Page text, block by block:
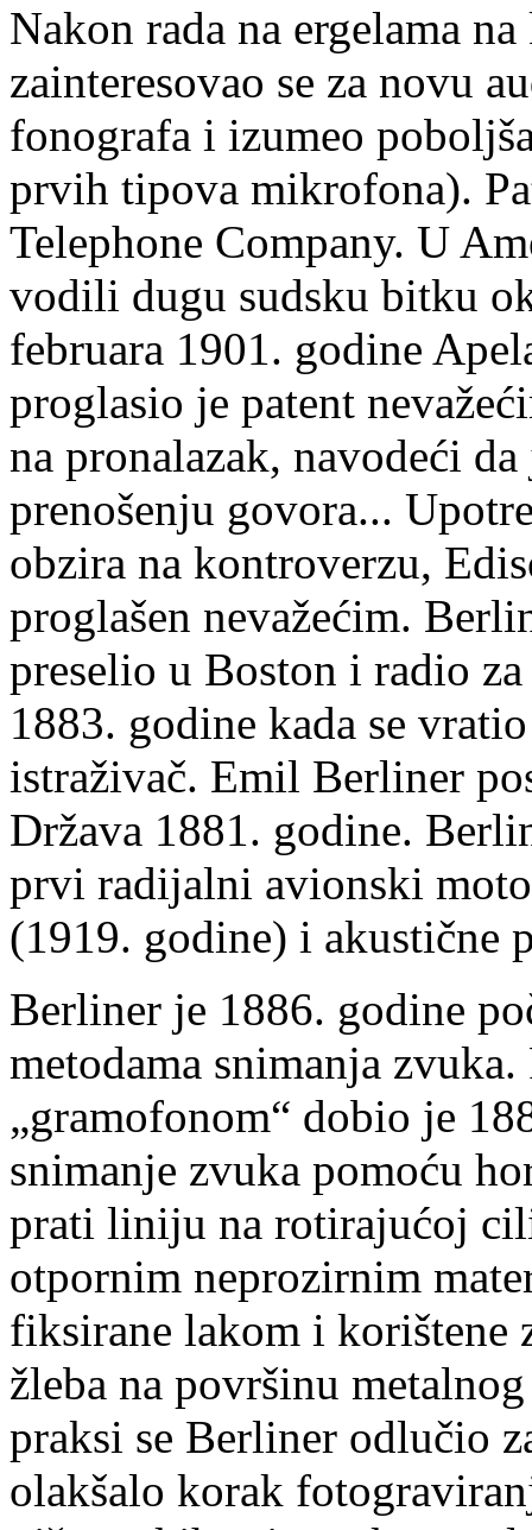
Nakon rada na ergelama
zainteresovao se za novu
fonografa i izumeo
prvih tipova mikrofona).
Telephone Company. U
vodili dugu sudsku bitku
februara 1901. godine
proglasio je patent
na pronalazak, navodeći
prenošenju govora...
obzira na kontroverzu,
proglašen nevažećim.
preselio u Boston i radio
1883. godine kada se
istraživač. Emil Berliner
Država 1881. godine.
prvi radijalni avionski
(1919. godine) i akustične
Berliner je 1886. godine
metodama snimanja
„gramofonom“ dobio je
snimanje zvuka pomoću
prati liniju na rotirajućoj
otpornim neprozirnim
fiksirane lakom i korištene
žleba na površinu
praksi se Berliner odlučio
olakšalo korak